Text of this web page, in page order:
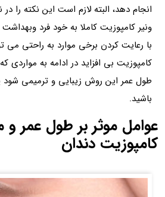
انجام دهد، البته لازم است این نکته را
ونیر کامپوزیت کاملا به خود فرد
با رعایت کردن برخی موارد به راحتی می
کامپوزیت بی افزاید در ادامه به
طول عمر این روش زیبایی و ترمیمی شود
باشید.
عوامل موثر بر طول عمر و
کامپوزیت دندان